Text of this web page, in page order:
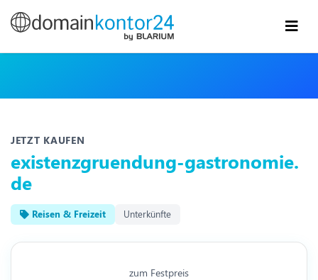
JETZT KAUFEN
existenzgruendung-gastronomie.
de
Reisen & Freizeit Unterkünfte
zum Festpreis